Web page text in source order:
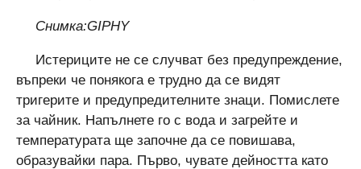
Снимка:GIPHY
Истериците не се случват без предупреждение,
въпреки че понякога е трудно да се видят
тригерите и предупредителните знаци. Помислете
за чайник. Напълнете го с вода и загрейте и
температурата ще започне да се повишава,
образувайки пара. Първо, чувате дейността като